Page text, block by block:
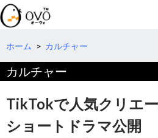
検
索
コ
テ
ツ
へ
移
ホーム > カルチャー
カルチャー
TikTokで人気クリエ
ショートドラマ公開